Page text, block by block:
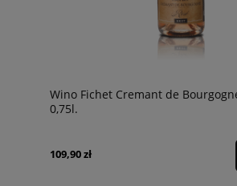
Wino Fichet Cremant de
0,75l.
109,90 zł